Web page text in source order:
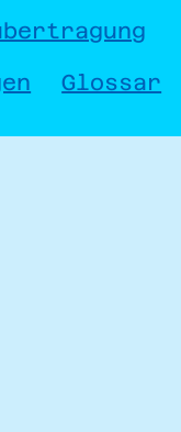
Glossar